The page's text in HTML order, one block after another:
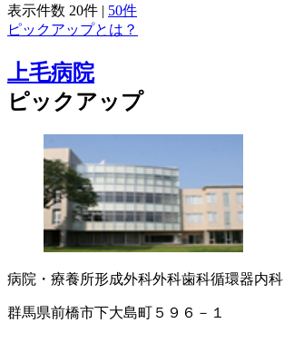
表示件数 20件 | 50件
ピックアップとは？
上毛病院
ピックアップ
病院・療養所形成外科外科歯科循環器内科
群馬県前橋市下大島町５９６－１